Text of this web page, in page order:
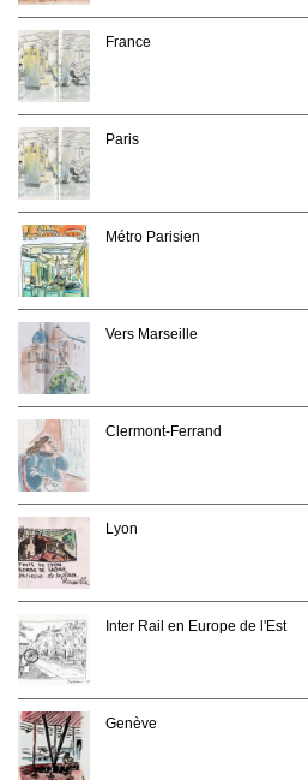
France
Paris
Métro Parisien
Vers Marseille
Clermont-Ferrand
Lyon
Inter Rail en Europe de l'Est
Genève